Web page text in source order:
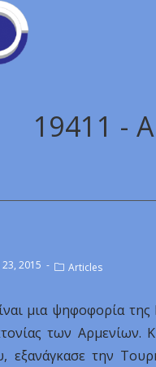
19411 -
2015 Articles
μια ψηφοφορία
των
εξανάγκασε την